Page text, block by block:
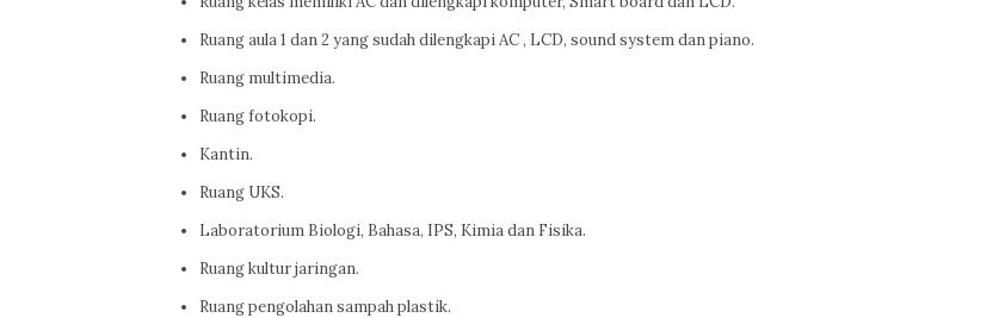
Ruang aula 1 dan 2 yang sudah dilengkapi AC , LCD, sound system dan piano.
Ruang multimedia.
Ruang fotokopi.
Kantin.
Ruang UKS.
Laboratorium Biologi, Bahasa, IPS, Kimia dan Fisika.
Ruang kultur jaringan.
Ruang pengolahan sampah plastik.